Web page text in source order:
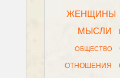
ЖЕНЩИНЫ
МЫСЛИ
ОБЩЕСТВО
ОТНОШЕНИЯ